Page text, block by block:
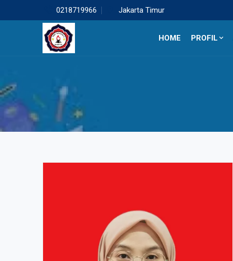
0218719966 Jakarta Timur
HOME PROFIL